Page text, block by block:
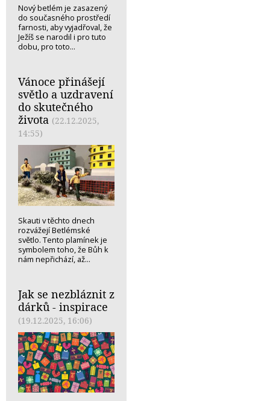
Nový betlém je zasazený
do současného prostředí
farnosti, aby vyjadřoval, že
Ježíš se narodil i pro tuto
dobu, pro toto...
Vánoce přinášejí
světlo a uzdravení
do skutečného
života (22.12.2025,
14:55)
Skauti v těchto dnech
rozvážejí Betlémské
světlo. Tento plamínek je
symbolem toho, že Bůh k
nám nepřichází, až...
Jak se nezbláznit z
dárků - inspirace
(19.12.2025, 16:06)